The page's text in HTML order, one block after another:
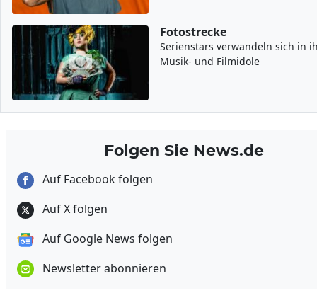
Fotostrecke
Serienstars verwandeln sich in
Musik- und Filmidole
Folgen Sie News.de
Auf Facebook folgen
Auf X folgen
Auf Google News folgen
Newsletter abonnieren